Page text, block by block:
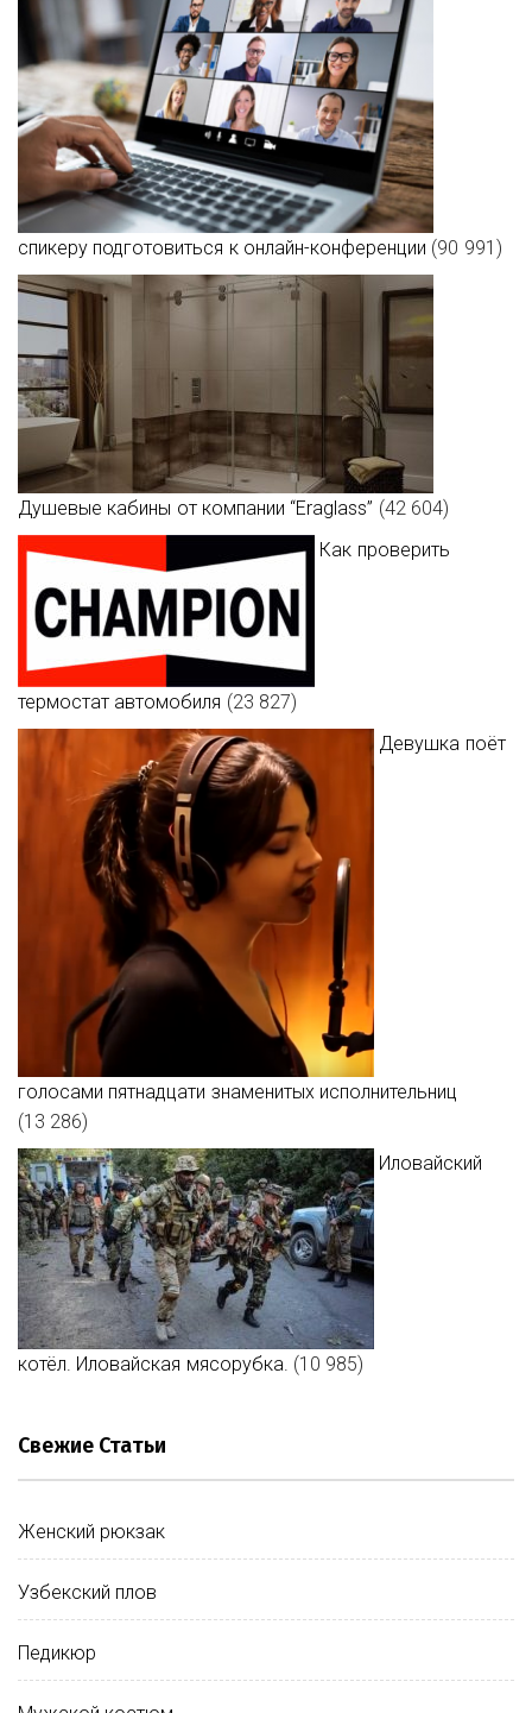
Женский рюкзак
Узбекский плов
Педикюр
Мужской костюм
Выращивание роз
Краснодар
Бананы
Планета Земля
Массаж ног
спикеру подготовиться к онлайн-конференции (90 991)
Душевые кабины от компании “Eraglass” (42 604)
Как проверить
термостат автомобиля (23 827)
Девушка поёт
голосами пятнадцати знаменитых исполнительниц
(13 286)
Иловайский
котёл. Иловайская мясорубка. (10 985)
Свежие Статьи
Женский рюкзак
Узбекский плов
Педикюр